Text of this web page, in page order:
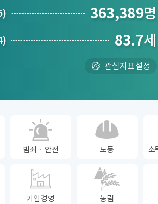
363,389명
83.7세
관심지표설정
범죄ㆍ안전 노동 소
기업경영 농림